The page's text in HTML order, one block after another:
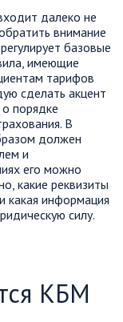
далеко не
внимание
базовые
имеющие
тарифов
сделать акцент
о порядке
В
должен
и
его можно
какие реквизиты
какая информация
силу.
КБМ